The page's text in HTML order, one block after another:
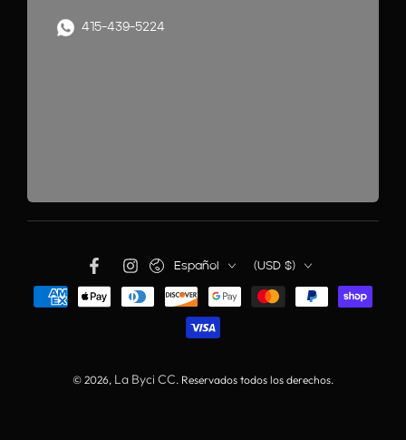
415-439-5224
© 2026, La Byci CC. Reservados todos los derechos.
Español (USD $)